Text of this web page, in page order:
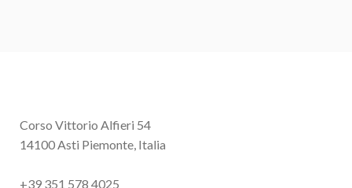
Corso Vittorio Alfieri 54
14100 Asti Piemonte, Italia
+39 351 578 4025